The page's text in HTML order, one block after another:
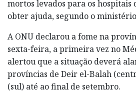
mortos levados para os
obter ajuda, segundo o
A ONU declarou a fome na
sexta-feira, a primeira vez no
alertou que a situação deverá
províncias de Deir el-Balah
(sul) até ao final de setembro.